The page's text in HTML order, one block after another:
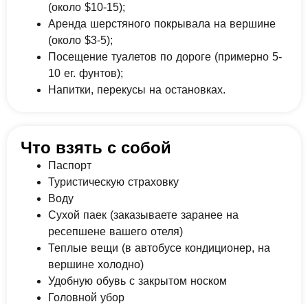
(около $10-15);
Аренда шерстяного покрывала на вершине
(около $3-5);
Посещение туалетов по дороге (примерно 5-
10 ег. фунтов);
Напитки, перекусы на остановках.
Что взять с собой
Паспорт
Туристическую страховку
Воду
Сухой паек (заказываете заранее на
ресепшене вашего отеля)
Теплые вещи (в автобусе кондиционер, на
вершине холодно)
Удобную обувь с закрытом носком
Головной убор